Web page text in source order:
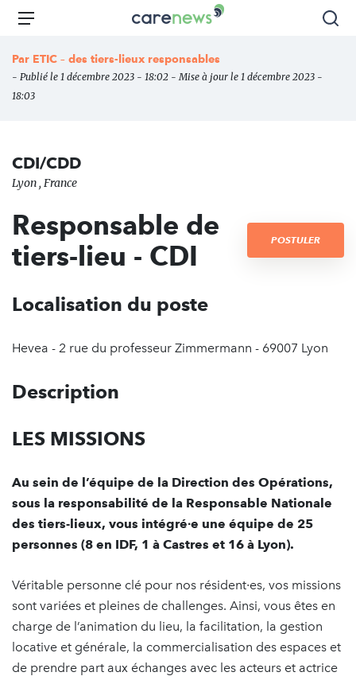
Aller
principal
Carenews,
des
Menu
Par ETIC – des tiers-lieux responsables
- Publié le 1 décembre 2023 - 18:02 - Mise à jour le 1 décembre 2023 -
18:03
CDI/CDD
Lyon , France
Responsable de
tiers-lieu - CDI
POSTULER
Localisation du poste
Hevea - 2 rue du professeur Zimmermann - 69007 Lyon
Description
LES MISSIONS
Au sein de l’équipe de la Direction des Opérations,
sous la responsabilité de la Responsable Nationale
des tiers-lieux, vous intégré∙e une équipe de 25
personnes (8 en IDF, 1 à Castres et 16 à Lyon).
Véritable personne clé pour nos résident∙es, vos missions
sont variées et pleines de challenges. Ainsi, vous êtes en
charge de l’animation du lieu, la facilitation, la gestion
locative et générale, la commercialisation des espaces et
de prendre part aux échanges avec les acteurs et actrice